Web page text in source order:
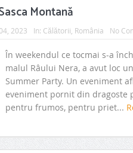
Montană
2023 In: Călătorii România No
În weekendul ce tocmai s-a
malul Râului Nera, a avut loc
Summer Party. Un eveniment
eveniment pornit din dragoste
pentru frumos, pentru priet...